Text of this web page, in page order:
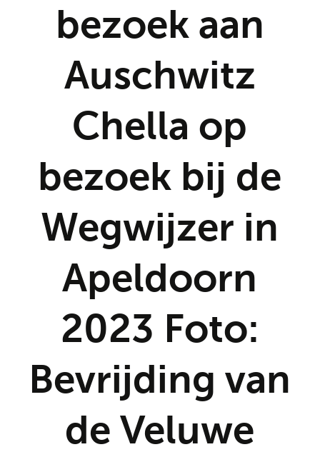
bezoek aan
Auschwitz
Chella op
bezoek bij de
Wegwijzer in
Apeldoorn
2023 Foto:
Bevrijding van
de Veluwe